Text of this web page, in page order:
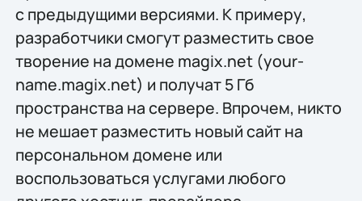
с предыдущими версиями. К примеру,
разработчики смогут разместить свое
творение на домене magix.net (your-
name.magix.net) и получат 5 Гб
пространства на сервере. Впрочем, никто
не мешает разместить новый сайт на
персональном домене или
воспользоваться услугами любого